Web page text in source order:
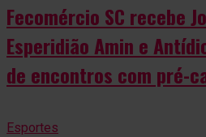
Fecomércio SC recebe
Esperidião Amin e
de encontros com pré-
Esportes